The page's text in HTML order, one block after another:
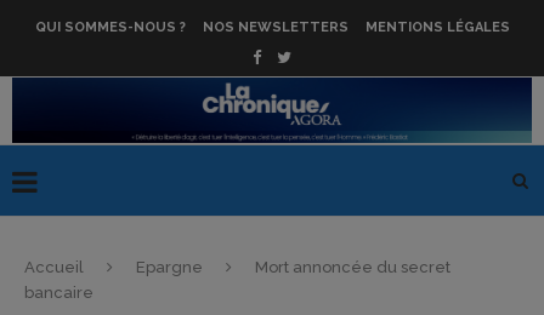
QUI SOMMES-NOUS ? NOS NEWSLETTERS MENTIONS LÉGALES
Accueil Epargne
Mort annoncée du secret
bancaire